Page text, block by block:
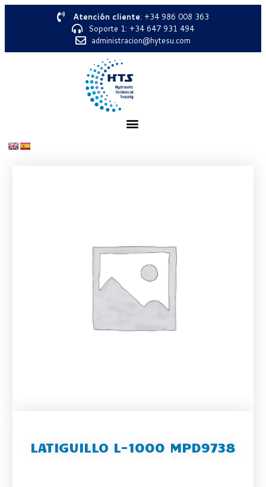
Atención cliente: +34 986 008 363
Soporte 1: +34 647 931 494
administracion@hytesu.com
LATIGUILLO L-1000 MPD9738